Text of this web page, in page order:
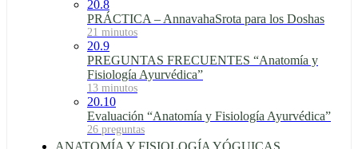
20.8
PRÁCTICA – AnnavahaSrota para los Doshas
21 minutos
20.9
PREGUNTAS FRECUENTES “Anatomía y
Fisiología Ayurvédica”
13 minutos
20.10
Evaluación “Anatomía y Fisiología Ayurvédica”
26 preguntas